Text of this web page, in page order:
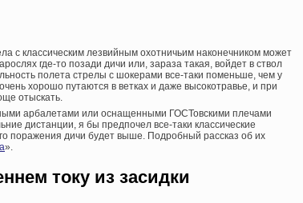
с классическим лезвийным охотничьим наконечником может
где-то позади дичи или, зараза такая, войдет в ствол
полета стрелы с шокерами все-таки поменьше, чем у
хорошо путаются в ветках и даже высокотравье, и при
отыскать.
арбалетами или оснащенными ГОСТовскими плечами
дистанции, я бы предпочел все-таки классические
поражения дичи будет выше. Подробный рассказ об их
».
току из засидки